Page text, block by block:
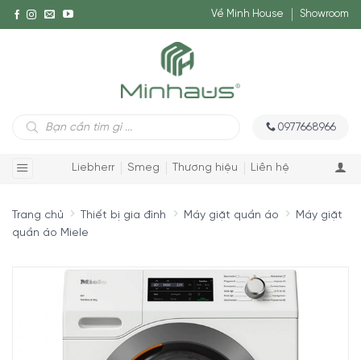
Về Minh House Showroom
Tìm
kiếm
0977668966
Liebherr Smeg Thương hiệu Liên hệ
Trang chủ Thiết bị gia đình Máy giặt quần áo
Máy giặt
quần áo Miele